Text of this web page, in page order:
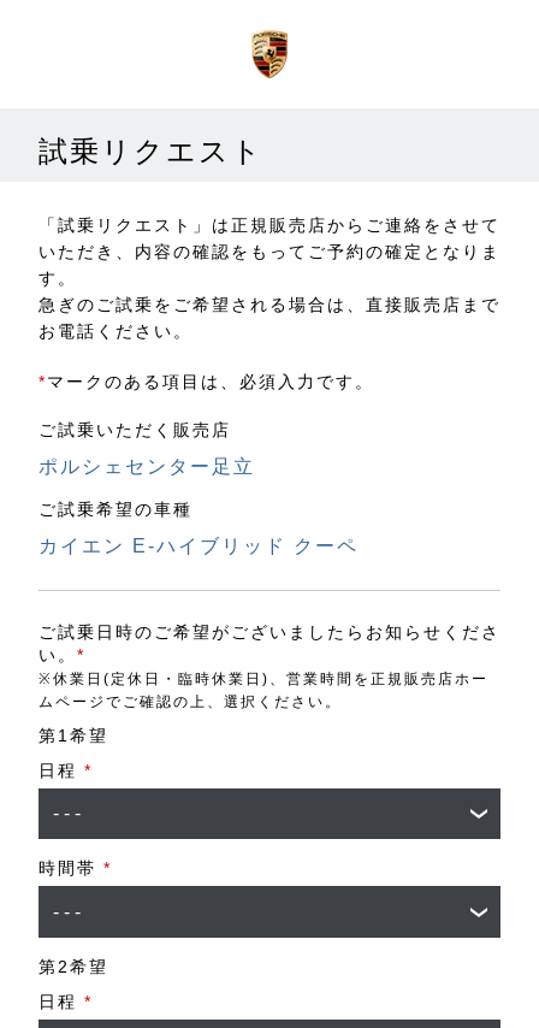
試乗リクエスト
「試乗リクエスト」は正規販売店からご連絡をさせて
いただき、内容の確認をもってご予約の確定となりま
す。
急ぎのご試乗をご希望される場合は、直接販売店まで
お電話ください。
*マークのある項目は、必須入力です。
ご試乗いただく販売店
ポルシェセンター足立
ご試乗希望の車種
カイエン E-ハイブリッド クーペ
ご試乗日時のご希望がございましたらお知らせくださ
い。 *
※休業日(定休日・臨時休業日)、営業時間を正規販売店ホー
ムページでご確認の上、選択ください。
第1希望
日程 *
時間帯 *
第2希望
日程 *